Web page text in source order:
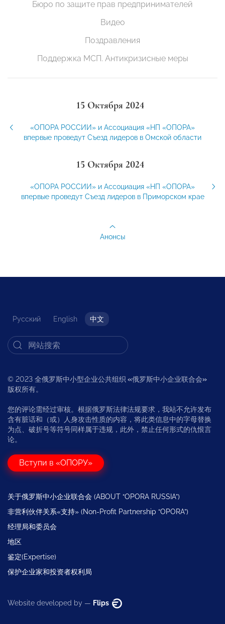
Бюро по защите прав предпринимателей
Видео
Поздравления
Поддержка МСП. Антикризисные меры
15 Октября 2024
«ОПОРА РОССИИ» и Ассоциация «НП «ОПОРА»
впервые проведут Съезд лидеров в Омской области
15 Октября 2024
«ОПОРА РОССИИ» и Ассоциация «НП «ОПОРА»
впервые проведут Съезд лидеров в Приморском крае
Анонсы
Русский English 中文
© 2023 全俄罗斯中小型企业公共组织 «俄罗斯中小企业联合会»
版权所有。
您的评论需经过审核。根据俄罗斯法律法规要求，我站不允许发布
含有脏话和（或）人身攻击性质的内容，将此类信息中的字母替换
为点、破折号等符号同样属于违规，此外，禁止任何形式的仇恨言
论。
Вступи в «ОПОРУ»
关于俄罗斯中小企业联合会 (ABOUT “OPORA RUSSIA”)
非营利伙伴关系«支持» (Non-Profit Partnership “OPORA”)
经理局和委员会
地区
鉴定(Expertise)
保护企业家和投资者权利局
Website developed by — Flips